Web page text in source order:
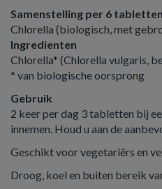
Samenstelling per 6 tabletten
Chlorella (biologisch, met
Ingredienten
Chlorella* (Chlorella vulgaris,
* van biologische oorsprong
Gebruik
2 keer per dag 3 tabletten bij
innemen. Houd u aan de
Geschikt voor vegetariërs en
Droog, koel en buiten bereik